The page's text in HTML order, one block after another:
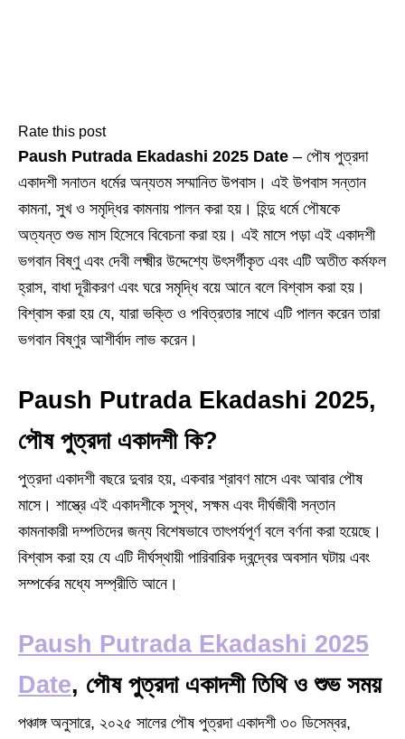
Rate this post
Paush Putrada Ekadashi 2025 Date – পৌষ পুত্রদা
একাদশী সনাতন ধর্মের অন্যতম সম্মানিত উপবাস। এই উপবাস সন্তান
কামনা, সুখ ও সমৃদ্ধির কামনায় পালন করা হয়। হিন্দু ধর্মে পৌষকে
অত্যন্ত শুভ মাস হিসেবে বিবেচনা করা হয়। এই মাসে পড়া এই একাদশী
ভগবান বিষ্ণু এবং দেবী লক্ষ্মীর উদ্দেশ্যে উৎসর্গীকৃত এবং এটি অতীত কর্মফল
হ্রাস, বাধা দূরীকরণ এবং ঘরে সমৃদ্ধি বয়ে আনে বলে বিশ্বাস করা হয়।
বিশ্বাস করা হয় যে, যারা ভক্তি ও পবিত্রতার সাথে এটি পালন করেন তারা
ভগবান বিষ্ণুর আশীর্বাদ লাভ করেন।
Paush Putrada Ekadashi 2025,
পৌষ পুত্রদা একাদশী কি?
পুত্রদা একাদশী বছরে দুবার হয়, একবার শ্রাবণ মাসে এবং আবার পৌষ
মাসে। শাস্ত্রে এই একাদশীকে সুস্থ, সক্ষম এবং দীর্ঘজীবী সন্তান
কামনাকারী দম্পতিদের জন্য বিশেষভাবে তাৎপর্যপূর্ণ বলে বর্ণনা করা হয়েছে।
বিশ্বাস করা হয় যে এটি দীর্ঘস্থায়ী পারিবারিক দ্বন্দ্বের অবসান ঘটায় এবং
সম্পর্কের মধ্যে সম্প্রীতি আনে।
Paush Putrada Ekadashi 2025
Date, পৌষ পুত্রদা একাদশী তিথি ও শুভ সময়
পঞ্চাঙ্গ অনুসারে, ২০২৫ সালের পৌষ পুত্রদা একাদশী ৩০ ডিসেম্বর,